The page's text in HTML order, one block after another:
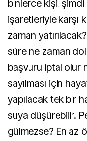
binlerce kişi,
işaretleriyle karşı
zaman
süre ne zaman
başvuru iptal olur
sayılması için
yapılacak tek bir
suya düşürebilir.
gülmezse? En az